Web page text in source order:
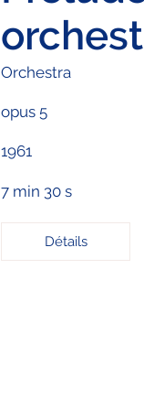
Orchestra
opus 5
1961
7 min 30 s
Détails